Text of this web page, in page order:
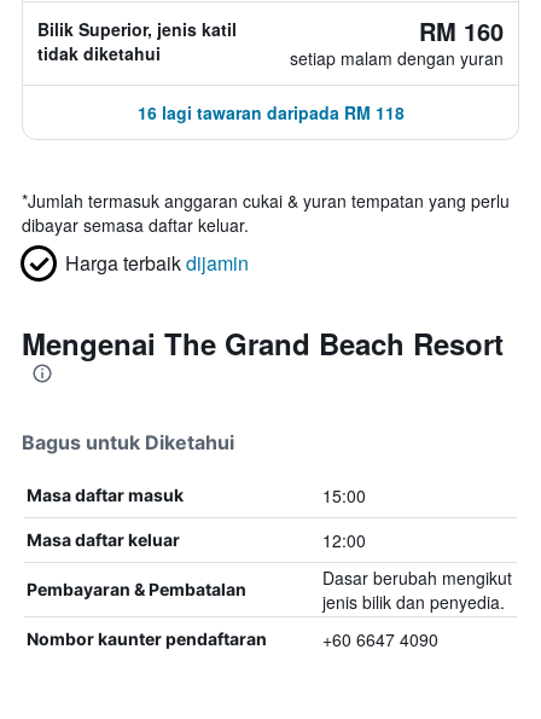
Bilik Superior, jenis katil
tidak diketahui
RM 160
setiap malam dengan yuran
16 lagi tawaran daripada RM 118
*Jumlah termasuk anggaran cukai & yuran tempatan yang perlu
dibayar semasa daftar keluar.
Harga terbaikdijamin
Mengenai The Grand Beach Resort
Bagus untuk Diketahui
Masa daftar masuk 15:00
Masa daftar keluar 12:00
Pembayaran & Pembatalan
Dasar berubah mengikut
jenis bilik dan penyedia.
Nombor kaunter pendaftaran +60 6647 4090